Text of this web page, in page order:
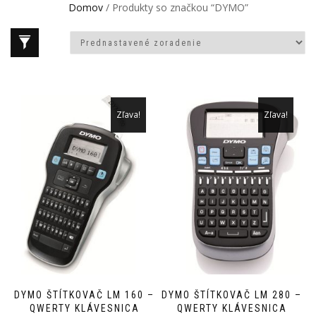
Domov/ Produkty so značkou “DYMO”
DYMO ŠTÍTKOVAČ LM 160 –
QWERTY KLÁVESNICA
Zľava!
DYMO ŠTÍTKOVAČ LM 280 –
QWERTY KLÁVESNICA
Zľava!